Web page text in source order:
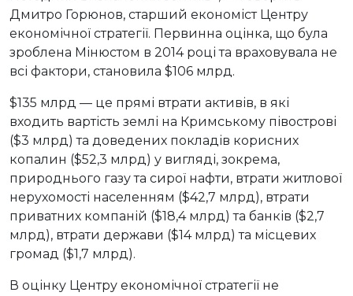
Дмитро Горюнов, старший економіст Центру
економічної стратегії. Первинна оцінка, що була
зроблена Мінюстом в 2014 році та враховувала не
всі фактори, становила $106 млрд.
$135 млрд — це прямі втрати активів, в які
входить вартість землі на Кримському півострові
($3 млрд) та доведених покладів корисних
копалин ($52,3 млрд) у вигляді, зокрема,
природнього газу та сирої нафти, втрати житлової
нерухомості населенням ($42,7 млрд), втрати
приватних компаній ($18,4 млрд) та банків ($2,7
млрд), втрати держави ($14 млрд) та місцевих
громад ($1,7 млрд).
В оцінку Центру економічної стратегії не